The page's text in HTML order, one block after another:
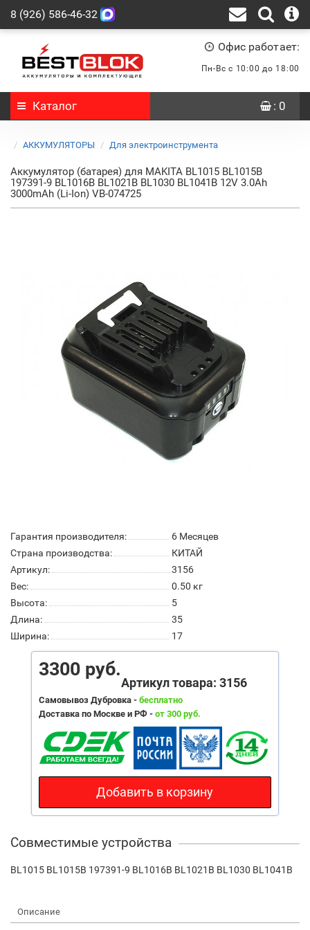
8 (926) 586-46-32
Офис работает:
Пн-Вс с 10:00 до 18:00
Каталог : 0
АККУМУЛЯТОРЫ Для электроинструмента
Аккумулятор (батарея) для MAKITA BL1015 BL1015B
197391-9 BL1016B BL1021B BL1030 BL1041B 12V 3.0Ah
3000mAh (Li-Ion) VB-074725
Гарантия производителя:
6 Месяцев
Страна производства:
КИТАЙ
Артикул:
3156
Вес:
0.50 кг
Высота:
5
Длина:
35
Ширина:
17
3300 руб.
Артикул товара: 3156
Самовывоз Дубровка - бесплатно
Доставка по Москве и РФ - от 300 руб.
Добавить в корзину
Совместимые устройства
BL1015 BL1015B 197391-9 BL1016B BL1021B BL1030 BL1041B
Описание